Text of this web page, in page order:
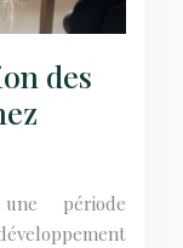
des
période